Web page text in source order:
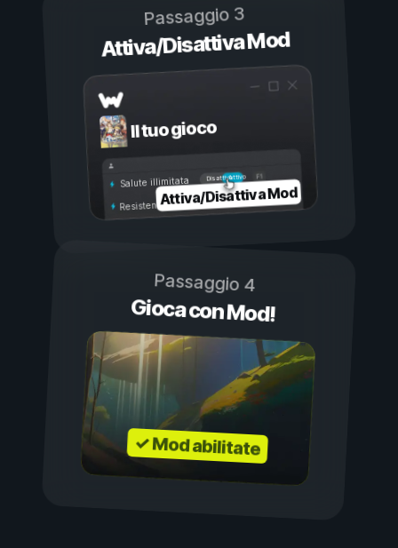
Passaggio 3
Attiva/Disattiva Mod
Il tuo gioco
Attivo
Disattivo
Salute illimitata
Resistenza illimitata
Attiva/Disattiva Mod
Passaggio 4
Gioca con Mod!
✓ Mod abilitate